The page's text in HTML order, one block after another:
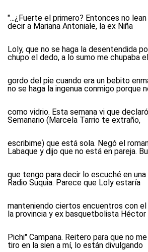
"...¿Fuerte el primero? Entonces no
decir a Mariana Antoniale, la ex Niña
Loly, que no se haga la desentendida
chupo el dedo, a lo sumo me chupaba
gordo del pie cuando era un bebito
no se haga la ingenua conmigo porque
como vidrio. Esta semana vi que
Semanario (Marcela Tarrio te extraño,
escribime) que está sola. Negó el
Labaque y dijo que no está en pareja.
que tengo para decir lo escuché en una
Radio Suquia. Parece que Loly estaría
manteniendo ciertos encuentros con
la provincia y ex basquetbolista Héctor
Pichi" Campana. Reitero para que no
tiro en la sien a mí, lo están divulgando